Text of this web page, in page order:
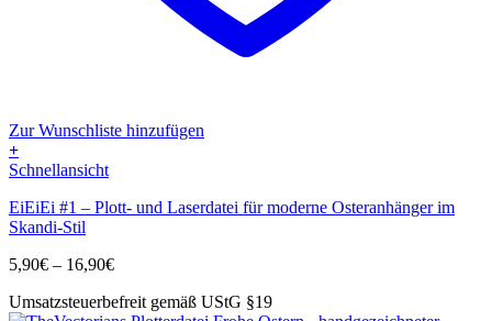
Zur Wunschliste hinzufügen
+
Dieses
weist
mehrere
auf.
Optionen
Schnellansicht
EiEiEi #1 – Plott- und Laserdatei für moderne Osteranhänger im
Skandi-Stil
5,90€ – 16,90€Preisspanne:
bis
Umsatzsteuerbefreit gemäß UStG §19